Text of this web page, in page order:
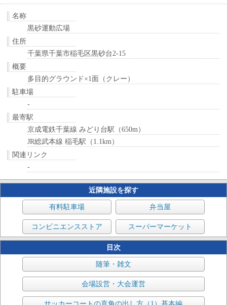
名称
黒砂運動広場
住所
千葉県千葉市稲毛区黒砂台2-15
概要
多目的グラウンド×1面（クレー）
駐車場
-
最寄駅
京成電鉄千葉線 みどり台駅（650m）
JR総武本線 稲毛駅（1.1km）
関連リンク
-
近隣施設を探す
有料駐車場 弁当屋
コンビニエンスストア スーパーマーケット
目次
随筆・雑文
会場設営・大会運営